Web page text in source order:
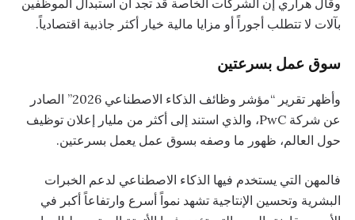
وقال هراري إن الشركات الخاصة قد تجد أن استبدال الموظفين
بآلات لا تتطلب أجوراً أو مزايا مالية خيار أكثر جاذبية اقتصادياً.
سوق عمل بسرعتين
وأظهر تقرير “مؤشر وظائف الذكاء الاصطناعي 2026” الصادر
عن شركة PwC، والذي استند إلى أكثر من مليار إعلان توظيف
حول العالم، ظهور ما وصفه بسوق عمل يعمل بسرعتين.
فالمهن التي يستخدم فيها الذكاء الاصطناعي لدعم الخبرات
البشرية وتحسين الإنتاجية تشهد نمواً أسرع وارتفاعاً أكبر في